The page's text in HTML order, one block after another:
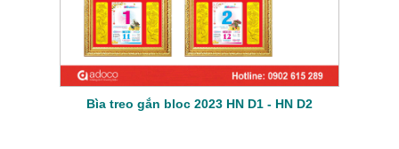
Bìa treo gắn bloc 2023 HN D1 - HN D2